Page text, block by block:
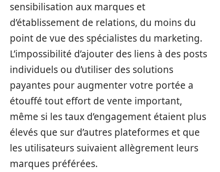
sensibilisation aux marques et
d’établissement de relations, du moins du
point de vue des spécialistes du marketing.
L’impossibilité d’ajouter des liens à des posts
individuels ou d’utiliser des solutions
payantes pour augmenter votre portée a
étouffé tout effort de vente important,
même si les taux d’engagement étaient plus
élevés que sur d’autres plateformes et que
les utilisateurs suivaient allègrement leurs
marques préférées.